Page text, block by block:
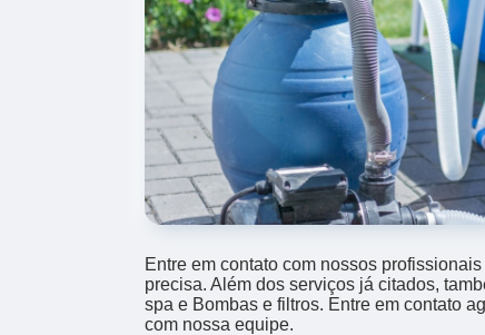
Entre em contato com nossos
precisa. Além dos serviços já citados,
spa e Bombas e filtros. Entre em contato
com nossa equipe.